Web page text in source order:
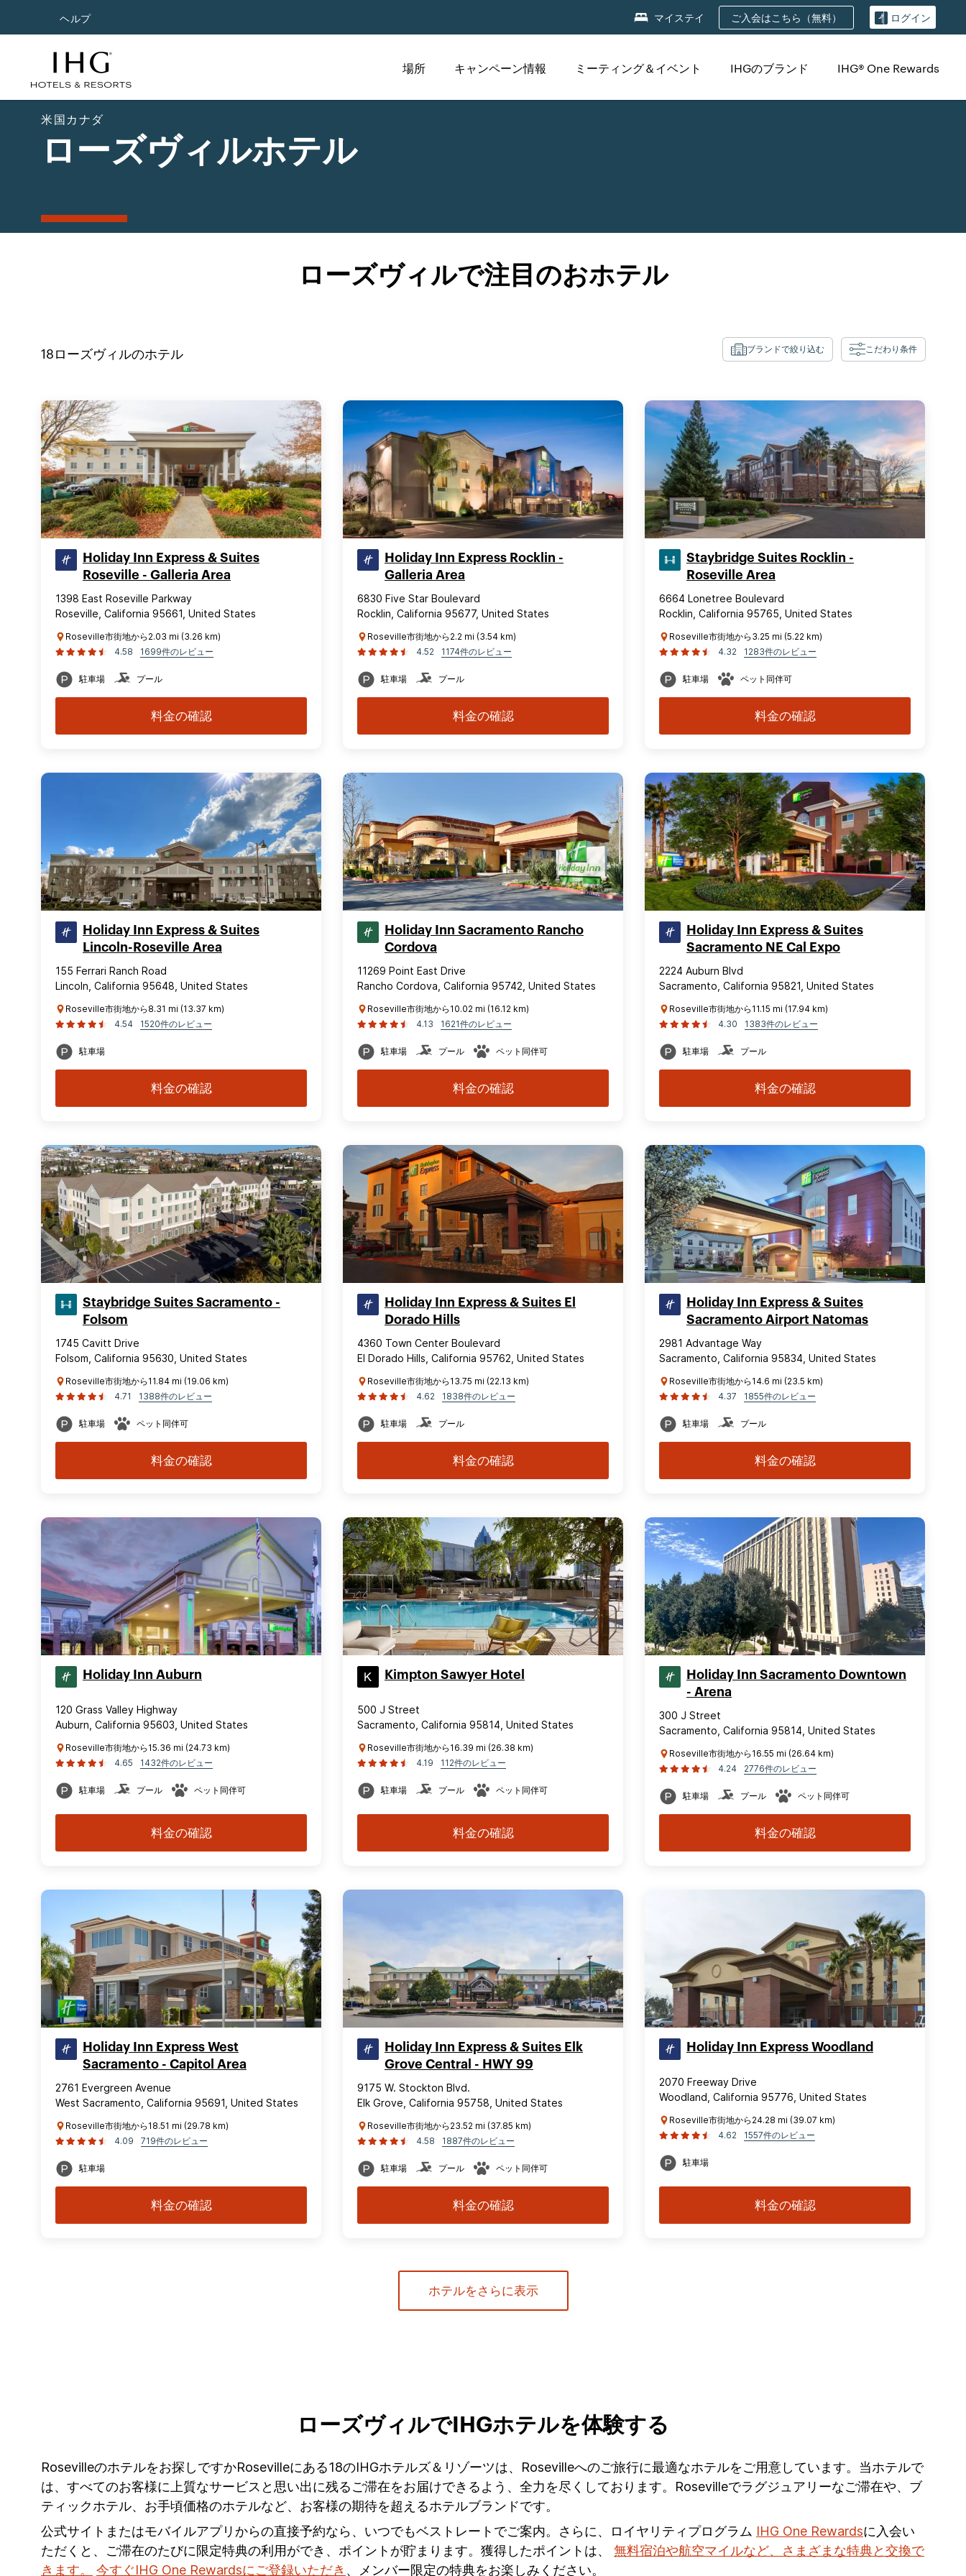
ヘルプ マイステイ ご入会はこちら（無料） ログイン
場所 キャンペーン情報 ミーティング＆イベント IHGのブランド IHG® One Rewards
米国カナダ
ローズヴィルホテル
ローズヴィルで注目のおホテル
18 ローズヴィルのホテル ブランドで絞り込む こだわり条件
Holiday Inn Express & Suites
Roseville - Galleria Area
1398 East Roseville Parkway
Roseville, California 95661, United States
Roseville市街地から2.03 mi (3.26 km)
4.58
1699件のレビュー
駐車場 プール
料金の確認
Holiday Inn Express Rocklin -
Galleria Area
6830 Five Star Boulevard
Rocklin, California 95677, United States
Roseville市街地から2.2 mi (3.54 km)
4.52
1174件のレビュー
駐車場 プール
料金の確認
Staybridge Suites Rocklin -
Roseville Area
6664 Lonetree Boulevard
Rocklin, California 95765, United States
Roseville市街地から3.25 mi (5.22 km)
4.32
1283件のレビュー
駐車場 ペット同伴可
料金の確認
Holiday Inn Express & Suites
Lincoln-Roseville Area
155 Ferrari Ranch Road
Lincoln, California 95648, United States
Roseville市街地から8.31 mi (13.37 km)
4.54
1520件のレビュー
駐車場
料金の確認
Holiday Inn Sacramento Rancho
Cordova
11269 Point East Drive
Rancho Cordova, California 95742, United States
Roseville市街地から10.02 mi (16.12 km)
4.13
1621件のレビュー
駐車場 プール ペット同伴可
料金の確認
Holiday Inn Express & Suites
Sacramento NE Cal Expo
2224 Auburn Blvd
Sacramento, California 95821, United States
Roseville市街地から11.15 mi (17.94 km)
4.30
1383件のレビュー
駐車場 プール
料金の確認
Staybridge Suites Sacramento -
Folsom
1745 Cavitt Drive
Folsom, California 95630, United States
Roseville市街地から11.84 mi (19.06 km)
4.71
1388件のレビュー
駐車場 ペット同伴可
料金の確認
Holiday Inn Express & Suites El
Dorado Hills
4360 Town Center Boulevard
El Dorado Hills, California 95762, United States
Roseville市街地から13.75 mi (22.13 km)
4.62
1838件のレビュー
駐車場 プール
料金の確認
Holiday Inn Express & Suites
Sacramento Airport Natomas
2981 Advantage Way
Sacramento, California 95834, United States
Roseville市街地から14.6 mi (23.5 km)
4.37
1855件のレビュー
駐車場 プール
料金の確認
Holiday Inn Auburn
120 Grass Valley Highway
Auburn, California 95603, United States
Roseville市街地から15.36 mi (24.73 km)
4.65
1432件のレビュー
駐車場 プール ペット同伴可
料金の確認
Kimpton Sawyer Hotel
500 J Street
Sacramento, California 95814, United States
Roseville市街地から16.39 mi (26.38 km)
4.19
112件のレビュー
駐車場 プール ペット同伴可
料金の確認
Holiday Inn Sacramento Downtown
- Arena
300 J Street
Sacramento, California 95814, United States
Roseville市街地から16.55 mi (26.64 km)
4.24
2776件のレビュー
駐車場 プール ペット同伴可
料金の確認
Holiday Inn Express West
Sacramento - Capitol Area
2761 Evergreen Avenue
West Sacramento, California 95691, United States
Roseville市街地から18.51 mi (29.78 km)
4.09
719件のレビュー
駐車場
料金の確認
Holiday Inn Express & Suites Elk
Grove Central - HWY 99
9175 W. Stockton Blvd.
Elk Grove, California 95758, United States
Roseville市街地から23.52 mi (37.85 km)
4.58
1887件のレビュー
駐車場 プール ペット同伴可
料金の確認
Holiday Inn Express Woodland
2070 Freeway Drive
Woodland, California 95776, United States
Roseville市街地から24.28 mi (39.07 km)
4.62
1557件のレビュー
駐車場
料金の確認
ホテルをさらに表示
ローズヴィルでIHGホテルを体験する
Rosevilleのホテルをお探しですかRosevilleにある18のIHGホテルズ＆リゾーツは、Rosevilleへのご旅行に最適なホテルをご用意しています。当ホテルで
は、すべてのお客様に上質なサービスと思い出に残るご滞在をお届けできるよう、全力を尽くしております。Rosevilleでラグジュアリーなご滞在や、ブ
ティックホテル、お手頃価格のホテルなど、お客様の期待を超えるホテルブランドです。
公式サイトまたはモバイルアプリからの直接予約なら、いつでもベストレートでご案内。さらに、ロイヤリティプログラム IHG One Rewardsに入会い
ただくと、ご滞在のたびに限定特典の利用ができ、ポイントが貯まります。獲得したポイントは、 無料宿泊や航空マイルなど、さまざまな特典と交換で
きます。
今すぐIHG One Rewardsにご登録いただき 、メンバー限定の特典をお楽しみください。